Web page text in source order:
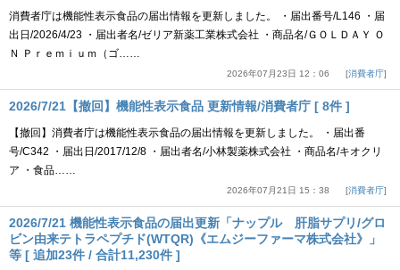
消費者庁は機能性表示食品の届出情報を更新しました。 ・届出番号/L146 ・届
出日/2026/4/23 ・届出者名/ゼリア新薬工業株式会社 ・商品名/ＧＯＬＤＡＹ Ｏ
Ｎ Ｐｒｅｍｉｕｍ（ゴ……
2026年07月23日 12：06 消費者庁
2026/7/21【撤回】機能性表示食品 更新情報/消費者庁 [ 8件 ]
【撤回】消費者庁は機能性表示食品の届出情報を更新しました。 ・届出番
号/C342 ・届出日/2017/12/8 ・届出者名/小林製薬株式会社 ・商品名/キオクリ
ア ・食品……
2026年07月21日 15：38 消費者庁
2026/7/21 機能性表示食品の届出更新「ナップル 肝脂サプリ/グロ
ビン由来テトラペプチド(WTQR)《エムジーファーマ株式会社》」
等 [ 追加23件 / 合計11,230件 ]